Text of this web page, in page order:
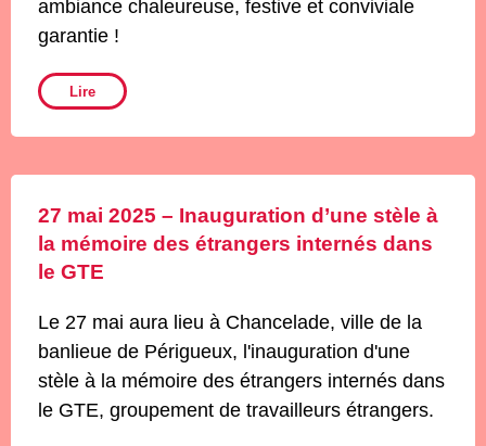
ambiance chaleureuse, festive et conviviale
garantie !
Lire
27 mai 2025 – Inauguration d’une stèle à
la mémoire des étrangers internés dans
le GTE
Le 27 mai aura lieu à Chancelade, ville de la
banlieue de Périgueux, l'inauguration d'une
stèle à la mémoire des étrangers internés dans
le GTE, groupement de travailleurs étrangers.